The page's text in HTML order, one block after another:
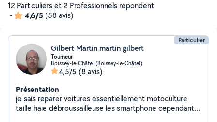
12 Particuliers et 2 Professionnels répondent
-
4,6/5 (58 avis)
Particulier
Gilbert Martin martin gilbert
Tourneur
Boissey-le-Châtel (Boissey-le-Châtel)
4,5/5 (8 avis)
Présentation
je sais reparer voitures essentiellement motoculture
taille haie débroussailleuse les smartphone cependant il